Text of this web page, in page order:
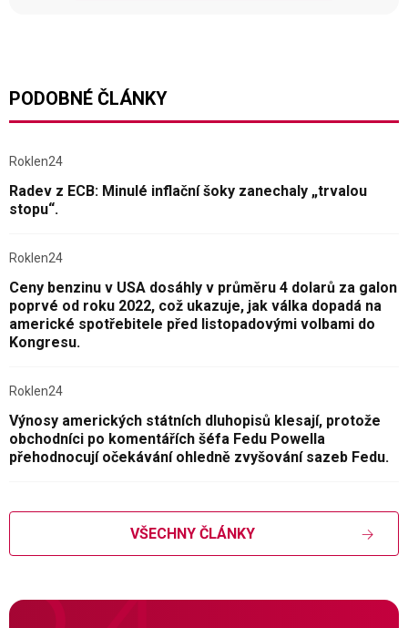
PODOBNÉ ČLÁNKY
Roklen24
Radev z ECB: Minulé inflační šoky zanechaly „trvalou
stopu“.
Roklen24
Ceny benzinu v USA dosáhly v průměru 4 dolarů za galon
poprvé od roku 2022, což ukazuje, jak válka dopadá na
americké spotřebitele před listopadovými volbami do
Kongresu.
Roklen24
Výnosy amerických státních dluhopisů klesají, protože
obchodníci po komentářích šéfa Fedu Powella
přehodnocují očekávání ohledně zvyšování sazeb Fedu.
VŠECHNY ČLÁNKY